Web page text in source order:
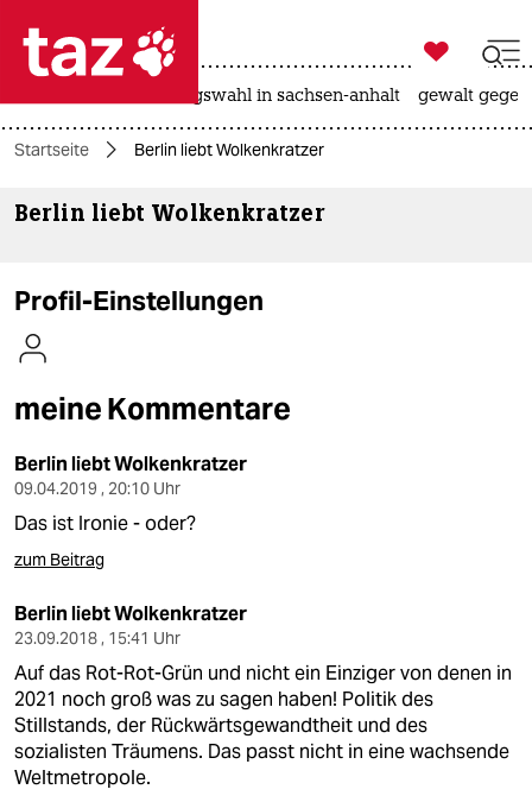
 taz zahl ich
taz zahl ich
themen
kultur
sport
berlin
wahrheit
verlag
verlag
veranstaltungen

taz zahl ich
landtagswahl in sachsen-anhalt gewalt
Startseite Berlin liebt Wolkenkratzer
Berlin liebt Wolkenkratzer
Profil-Einstellungen
meine Kommentare
Berlin liebt Wolkenkratzer
09.04.2019 , 20:10 Uhr
Das ist Ironie - oder?
zum Beitrag
Berlin liebt Wolkenkratzer
23.09.2018 , 15:41 Uhr
Auf das Rot-Rot-Grün und nicht ein Einziger von denen in
2021 noch groß was zu sagen haben! Politik des
Stillstands, der Rückwärtsgewandtheit und des
sozialisten Träumens. Das passt nicht in eine wachsende
Weltmetropole.